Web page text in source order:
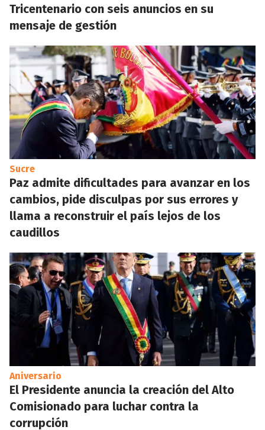
Tricentenario con seis anuncios en su
mensaje de gestión
Sucre
Paz admite dificultades para avanzar en los
cambios, pide disculpas por sus errores y
llama a reconstruir el país lejos de los
caudillos
Aniversario
El Presidente anuncia la creación del Alto
Comisionado para luchar contra la
corrupción